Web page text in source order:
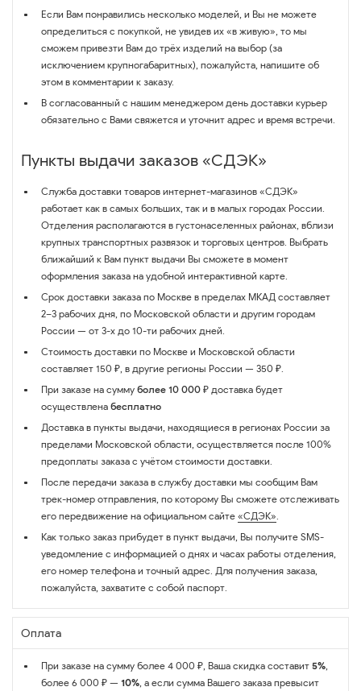
Если Вам понравились несколько моделей, и Вы не можете
определиться с покупкой, не увидев их «в живую», то мы
сможем привезти Вам до трёх изделий на выбор (за
исключением крупногабаритных), пожалуйста, напишите об
этом в комментарии к заказу.
В согласованный с нашим менеджером день доставки курьер
обязательно с Вами свяжется и уточнит адрес и время встречи.
Пункты выдачи заказов «СДЭК»
Служба доставки товаров интернет-магазинов «СДЭК»
работает как в самых больших, так и в малых городах России.
Отделения располагаются в густонаселенных районах, вблизи
крупных транспортных развязок и торговых центров. Выбрать
ближайший к Вам пункт выдачи Вы сможете в момент
оформления заказа на удобной интерактивной карте.
Срок доставки заказа по Москве в пределах МКАД составляет
2–3 рабочих дня, по Московской области и другим городам
России — от 3-х до 10-ти рабочих дней.
Стоимость доставки по Москве и Московской области
составляет 150 ₽, в другие регионы России — 350 ₽.
При заказе на сумму более 10 000 ₽ доставка будет
осуществлена бесплатно
Доставка в пункты выдачи, находящиеся в регионах России за
пределами Московской области, осуществляется после 100%
предоплаты заказа с учётом стоимости доставки.
После передачи заказа в службу доставки мы сообщим Вам
трек-номер отправления, по которому Вы сможете отслеживать
его передвижение на официальном сайте «СДЭК».
Как только заказ прибудет в пункт выдачи, Вы получите SMS-
уведомление с информацией о днях и часах работы отделения,
его номер телефона и точный адрес. Для получения заказа,
пожалуйста, захватите с собой паспорт.
Оплата
При заказе на сумму более 4 000 ₽, Ваша скидка составит 5%,
более 6 000 ₽ — 10%, а если сумма Вашего заказа превысит